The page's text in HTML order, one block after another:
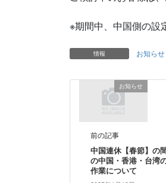
※期間中、中国側の設
情報 お知らせ
お知らせ
前の記事
中国連休【春節】の
の中国・香港・台湾
作業について